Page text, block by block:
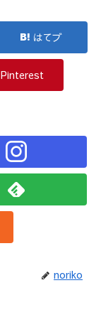
はてブ
Pinterest
noriko